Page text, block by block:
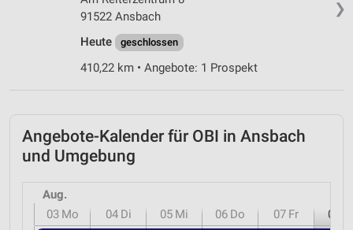
❯
91522 Ansbach
Heute
geschlossen
410,22 km • Angebote: 1 Prospekt
Angebote-Kalender für OBI in Ansbach
und Umgebung
Aug.
03 Mo 04 Di 05 Mi 06 Do 07 Fr 08